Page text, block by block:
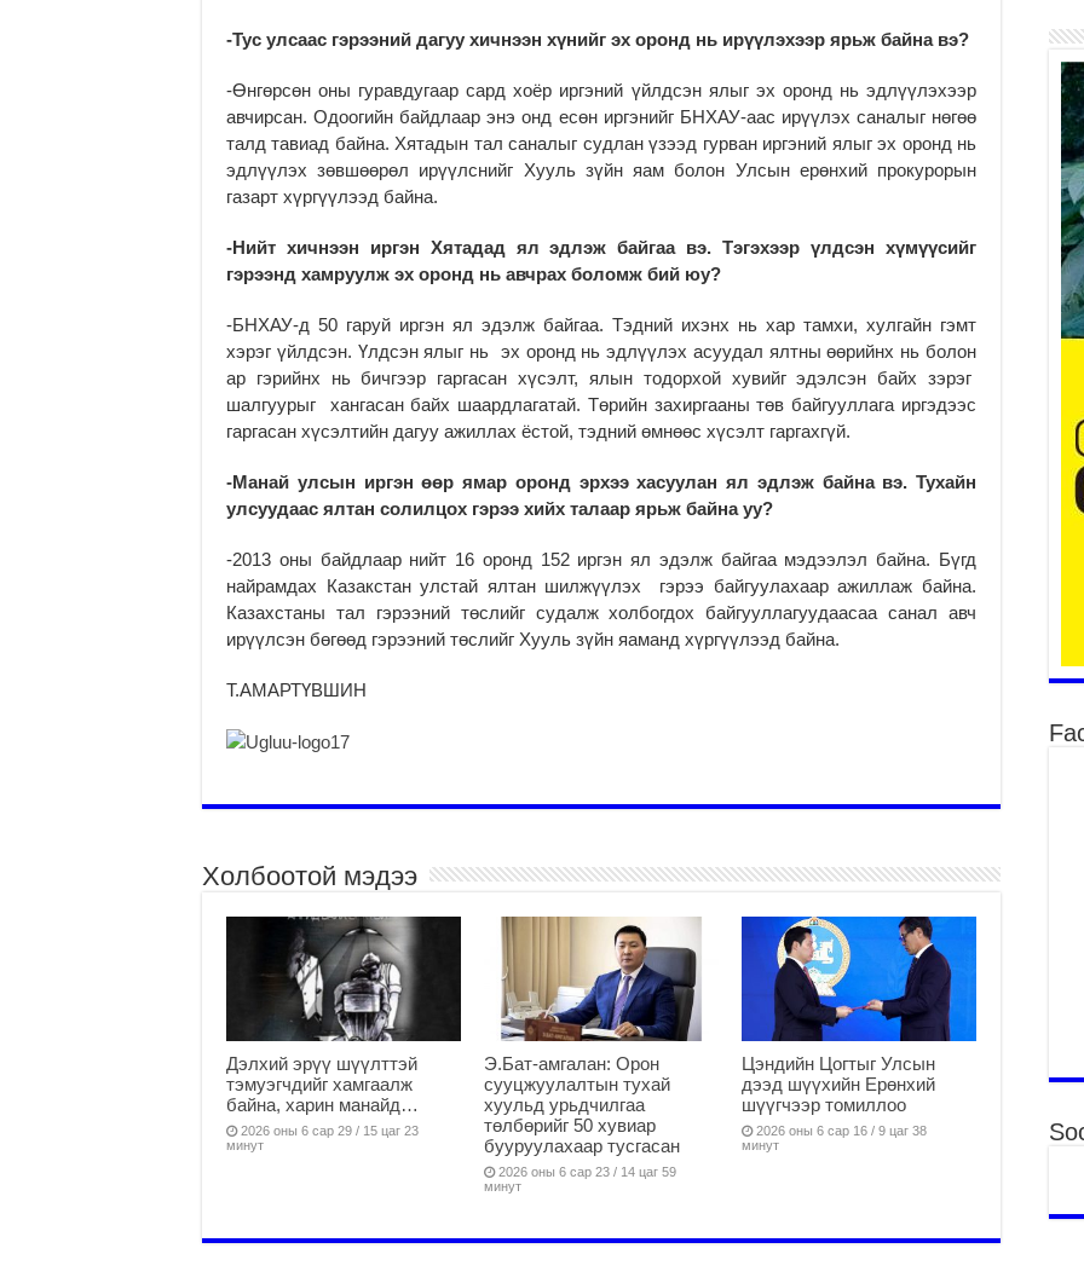
-Тус улсаас гэрээний дагуу хичнээн хүнийг эх оронд нь ирүүлэхээр ярьж байна вэ?
-Өнгөрсөн оны гуравдугаар сард хоёр иргэний үйлдсэн ялыг эх оронд нь эдлүүлэхээр
авчирсан. Одоогийн байдлаар энэ онд есөн иргэнийг БНХАУ-аас ирүүлэх саналыг нөгөө
талд тавиад байна. Хятадын тал саналыг судлан үзээд гурван иргэний ялыг эх оронд нь
эдлүүлэх зөвшөөрөл ирүүлснийг Хууль зүйн яам болон Улсын ерөнхий прокурорын
газарт хүргүүлээд байна.
-Нийт хичнээн иргэн Хятадад ял эдлэж байгаа вэ. Тэгэхээр үлдсэн хүмүүсийг
гэрээнд хамруулж эх оронд нь авчрах боломж бий юу?
-БНХАУ-д 50 гаруй иргэн ял эдэлж байгаа. Тэдний ихэнх нь хар тамхи, хулгайн гэмт
хэрэг үйлдсэн. Үлдсэн ялыг нь эх оронд нь эдлүүлэх асуудал ялтны өөрийнх нь болон
ар гэрийнх нь бичгээр гаргасан хүсэлт, ялын тодорхой хувийг эдэлсэн байх зэрэг
шалгуурыг хангасан байх шаардлагатай. Төрийн захиргааны төв байгууллага иргэдээс
гаргасан хүсэлтийн дагуу ажиллах ёстой, тэдний өмнөөс хүсэлт гаргахгүй.
-Манай улсын иргэн өөр ямар оронд эрхээ хасуулан ял эдлэж байна вэ. Тухайн
улсуудаас ялтан солилцох гэрээ хийх талаар ярьж байна уу?
-2013 оны байдлаар нийт 16 оронд 152 иргэн ял эдэлж байгаа мэдээлэл байна. Бүгд
найрамдах Казакстан улстай ялтан шилжүүлэх гэрээ байгуулахаар ажиллаж байна.
Казахстаны тал гэрээний төслийг судалж холбогдох байгууллагуудаасаа санал авч
ирүүлсэн бөгөөд гэрээний төслийг Хууль зүйн яаманд хүргүүлээд байна.
Т.АМАРТҮВШИН
Холбоотой мэдээ
Дэлхий эрүү шүүлттэй
тэмуэгчдийг хамгаалж
байна, харин манайд…
2026 оны 6 сар 29 / 15 цаг 23
минут
Э.Бат-амгалан: Орон
сууцжуулалтын тухай
хуульд урьдчилгаа
төлбөрийг 50 хувиар
бууруулахаар тусгасан
2026 оны 6 сар 23 / 14 цаг 59
минут
Цэндийн Цогтыг Улсын
дээд шүүхийн Ерөнхий
шүүгчээр томиллоо
2026 оны 6 сар 16 / 9 цаг 38
минут